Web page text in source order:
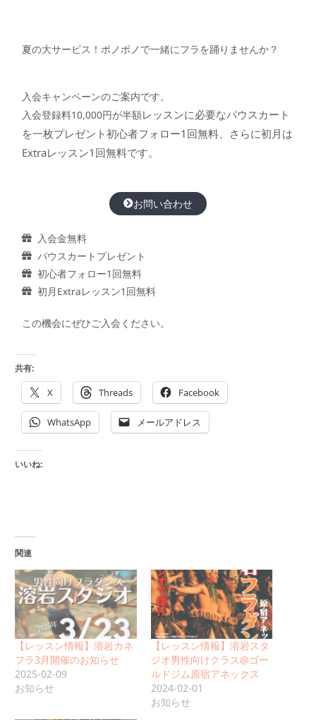
夏の大サービス！ポノポノで一緒にフラを踊りませんか？
入会キャンペーンのご案内です。
入会登録料10,000円が半額レッスンに必要なパウスカート
を一枚プレゼント初心者フォロー1回無料、さらに初月は
Extraレッスン1回無料です。
お問い合わせ
入会金無料
パウスカートプレゼント
初心者フォロー1回無料
初月Extraレッスン1回無料
この機会にぜひご入会ください。
共有:
X Threads Facebook
WhatsApp メールアドレス
いいね:
関連
【レッスン情報】溶岩カネ
フラ3月開催のお知らせ
2025-02-09
お知らせ
【レッスン情報】溶岩スタ
ジオ男性向けクラス@ゴー
ルドジム原宿アネックス
2024-02-01
お知らせ